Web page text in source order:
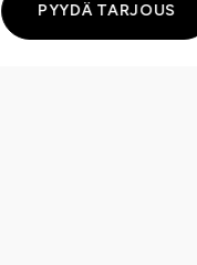
PYYDÄ TARJOUS